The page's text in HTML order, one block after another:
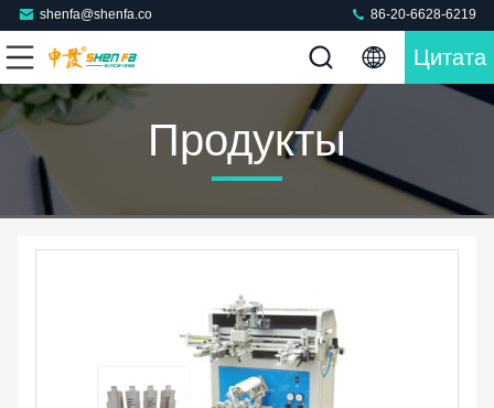
shenfa@shenfa.co 86-20-6628-6219
Цитата
Продукты